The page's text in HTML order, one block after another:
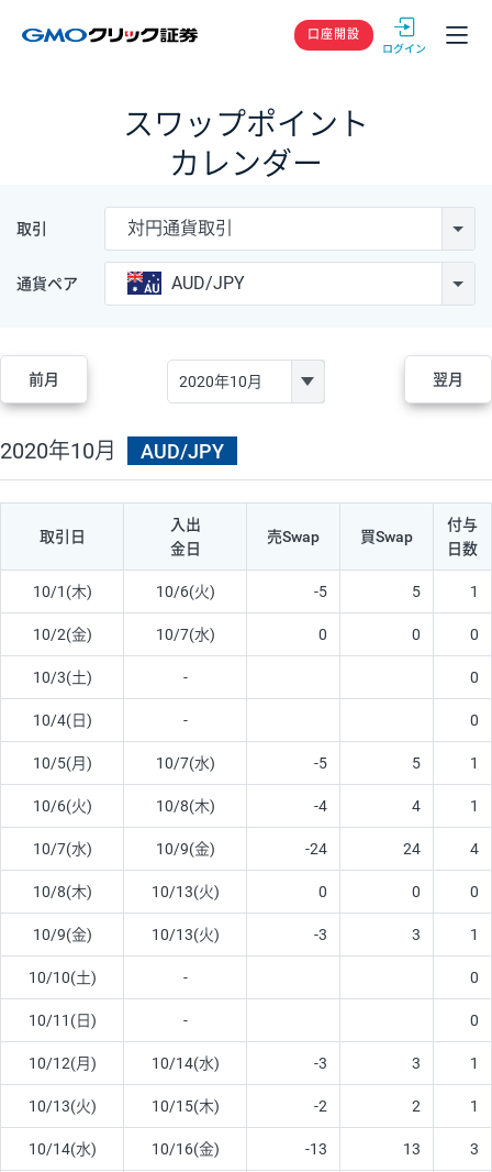
GMOクリック
口座開設
スワップポイント
カレンダー
取引 対円通貨取引
通貨ペア AUD/JPY
前月 翌月
2020年10月 AUD/JPY
取引日
入出
金日
売Swap 買Swap
付与
日数
10/1(木) 10/6(火) -5 5 1
10/2(金) 10/7(水) 0 0 0
10/3(土) - 0
10/4(日) - 0
10/5(月) 10/7(水) -5 5 1
10/6(火) 10/8(木) -4 4 1
10/7(水) 10/9(金) -24 24 4
10/8(木) 10/13(火) 0 0 0
10/9(金) 10/13(火) -3 3 1
10/10(土) - 0
10/11(日) - 0
10/12(月) 10/14(水) -3 3 1
10/13(火) 10/15(木) -2 2 1
10/14(水) 10/16(金) -13 13 3